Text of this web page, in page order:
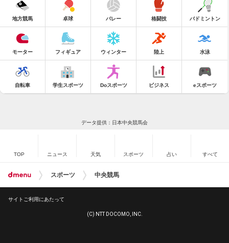
地方競馬 卓球 バレー 格闘技 バドミントン
モーター フィギュア ウィンター 陸上 水泳
自転車 学生スポーツ Doスポーツ ビジネス eスポーツ
データ提供：日本中央競馬会
TOP ニュース 天気 スポーツ 占い すべて
スポーツ 中央競馬
サイトご利用にあたって
(C) NTT DOCOMO, INC.